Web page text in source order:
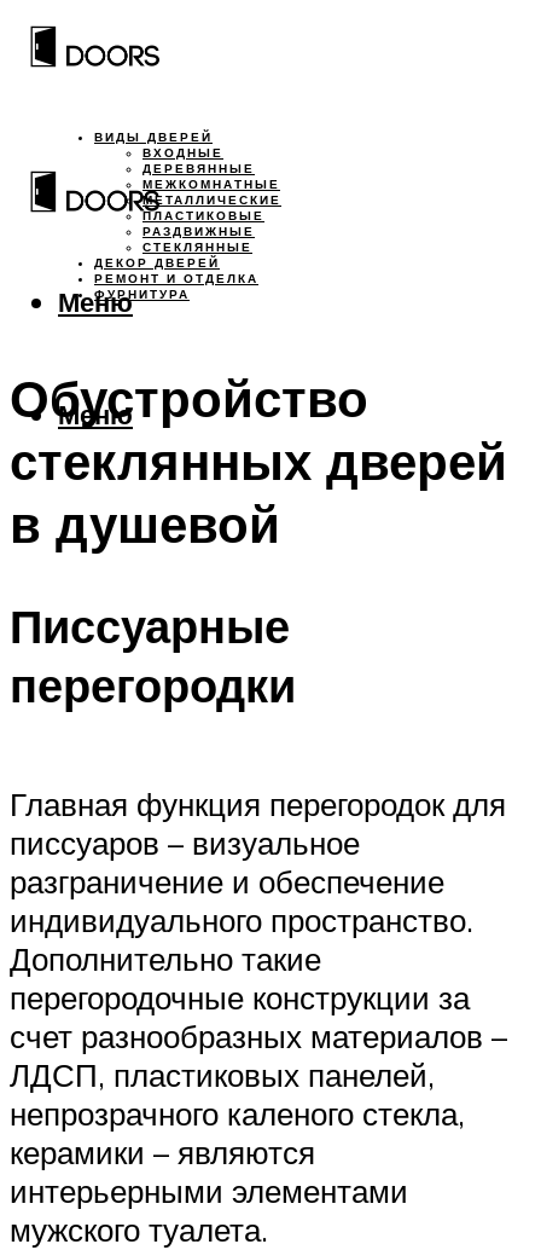
ВИДЫ ДВЕРЕЙ
ВХОДНЫЕ
ДЕРЕВЯННЫЕ
МЕЖКОМНАТНЫЕ
МЕТАЛЛИЧЕСКИЕ
ПЛАСТИКОВЫЕ
РАЗДВИЖНЫЕ
СТЕКЛЯННЫЕ
ДЕКОР ДВЕРЕЙ
РЕМОНТ И ОТДЕЛКА
ФУРНИТУРА
Меню
Меню
Обустройство
стеклянных дверей
в душевой
Писсуарные
перегородки
Главная функция перегородок для
писсуаров – визуальное
разграничение и обеспечение
индивидуального пространство.
Дополнительно такие
перегородочные конструкции за
счет разнообразных материалов –
ЛДСП, пластиковых панелей,
непрозрачного каленого стекла,
керамики – являются
интерьерными элементами
мужского туалета.